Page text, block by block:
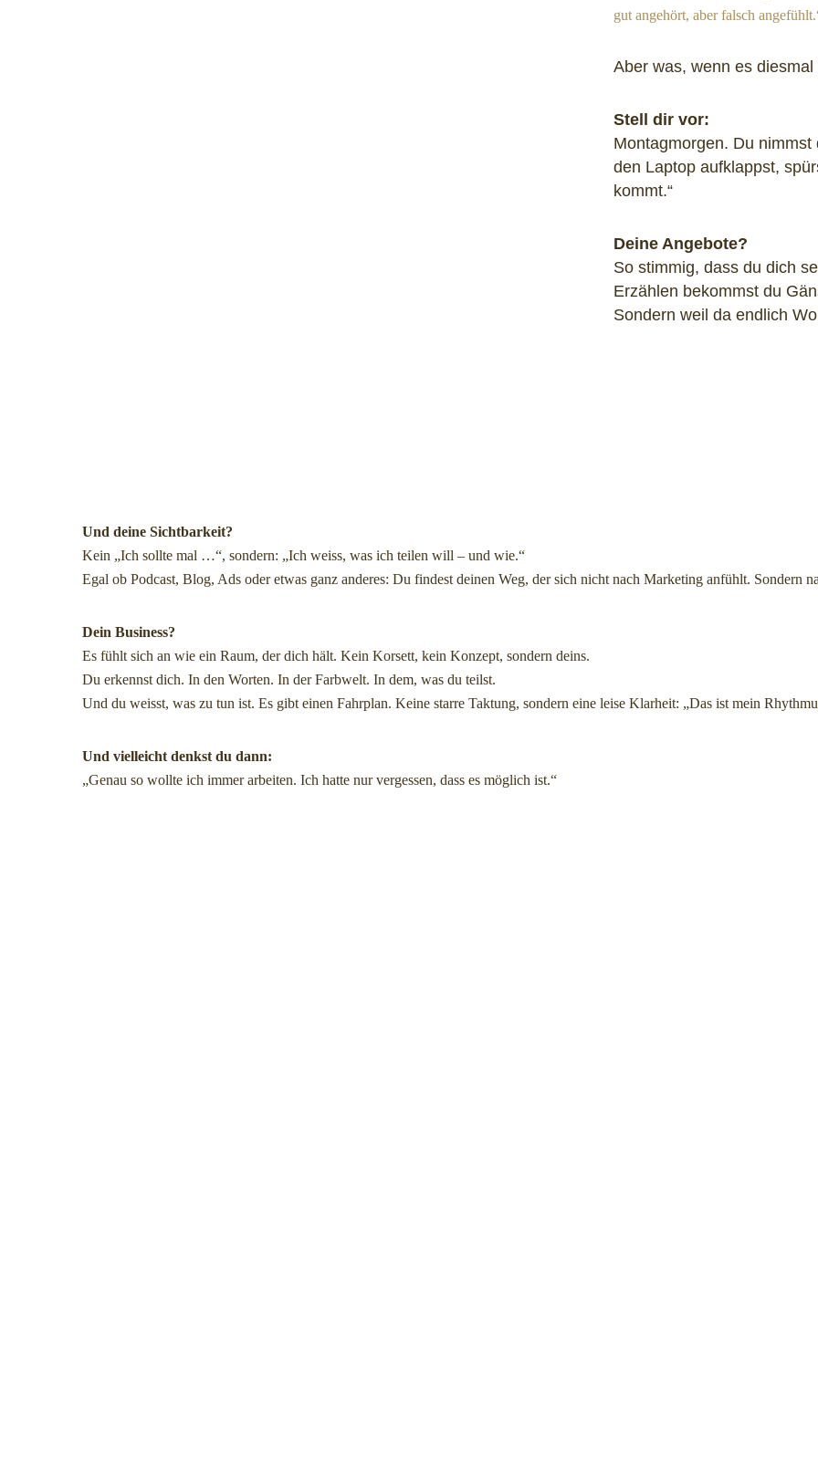
gut angehört, aber falsch
Aber was, wenn es
Stell dir vor:
Montagmorgen. Du
den Laptop aufklappst,
kommt.“
Deine Angebote?
So stimmig, dass du dich
Erzählen bekommst du
Sondern weil da endlich
Und deine Sichtbarkeit?
Kein „Ich sollte mal …“, sondern: „Ich weiss, was ich teilen will – und wie.“
Egal ob Podcast, Blog, Ads oder etwas ganz anderes: Du findest deinen Weg, der sich nicht nach Marketing anfühlt. Sondern
Dein Business?
Es fühlt sich an wie ein Raum, der dich hält. Kein Korsett, kein Konzept, sondern deins.
Du erkennst dich. In den Worten. In der Farbwelt. In dem, was du teilst.
Und du weisst, was zu tun ist. Es gibt einen Fahrplan. Keine starre Taktung, sondern eine leise Klarheit: „Das ist mein
Und vielleicht denkst du dann:
„Genau so wollte ich immer arbeiten. Ich hatte nur vergessen, dass es möglich ist.“